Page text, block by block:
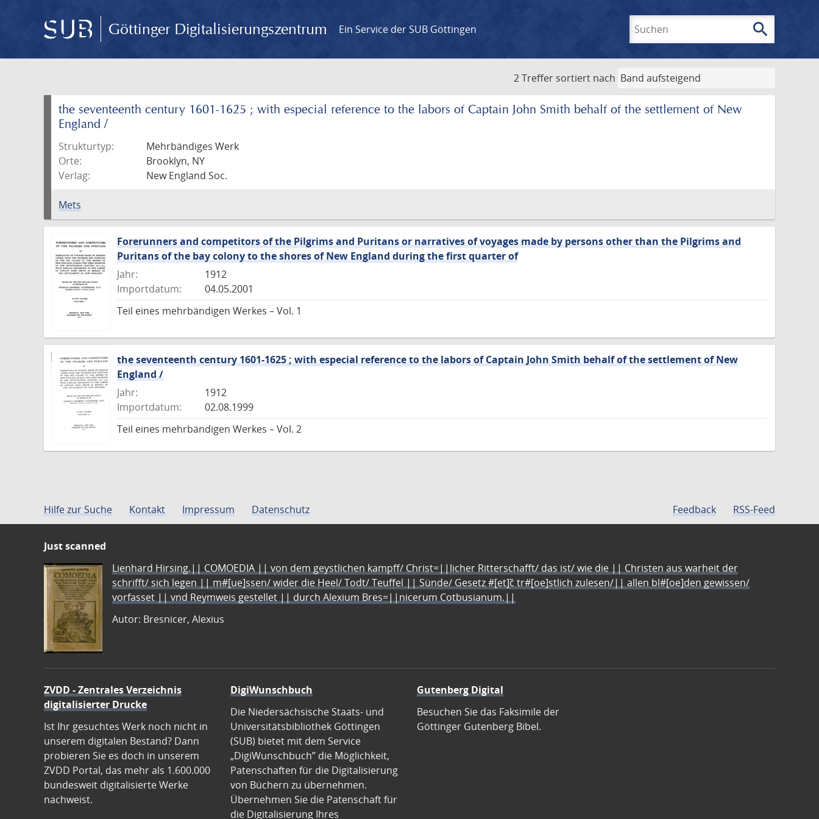
Göttinger Digitalisierungszentrum Ein Service der SUB Göttingen search
2 Treffer sortiert nach
the seventeenth century 1601-1625 ; with especial reference to the labors of Captain John Smith behalf of the settlement of New
England /
Strukturtyp:
Mehrbändiges Werk
Orte:
Brooklyn, NY
Verlag:
New England Soc.
Mets
Forerunners and competitors of the Pilgrims and Puritans or narratives of voyages made by persons other than the Pilgrims and
Puritans of the bay colony to the shores of New England during the first quarter of
Jahr:
1912
Importdatum:
04.05.2001
Teil eines mehrbändigen Werkes – Vol. 1
the seventeenth century 1601-1625 ; with especial reference to the labors of Captain John Smith behalf of the settlement of New
England /
Jahr:
1912
Importdatum:
02.08.1999
Teil eines mehrbändigen Werkes – Vol. 2
Hilfe zur Suche Kontakt Impressum Datenschutz Feedback RSS-Feed
Just scanned
Lienhard Hirsing.|| COMOEDIA || von dem geystlichen kampff/ Christ=||licher Ritterschafft/ das ist/ wie die || Christen aus warheit der
schrifft/ sich legen || m#[ue]ssen/ wider die Heel/ Todt/ Teuffel || Sünde/ Gesetz #[et]c̃ tr#[oe]stlich zulesen/|| allen bl#[oe]den gewissen/
vorfasset || vnd Reymweis gestellet || durch Alexium Bres=||nicerum Cotbusianum.||
Autor: Bresnicer, Alexius
ZVDD - Zentrales Verzeichnis
digitalisierter Drucke
Ist Ihr gesuchtes Werk noch nicht in
unserem digitalen Bestand? Dann
probieren Sie es doch in unserem
ZVDD Portal, das mehr als 1.600.000
bundesweit digitalisierte Werke
nachweist.
DigiWunschbuch
Die Niedersächsische Staats- und
Universitätsbibliothek Göttingen
(SUB) bietet mit dem Service
„DigiWunschbuch” die Möglichkeit,
Patenschaften für die Digitalisierung
von Büchern zu übernehmen.
Übernehmen Sie die Patenschaft für
die Digitalisierung Ihres
Gutenberg Digital
Besuchen Sie das Faksimile der
Göttinger Gutenberg Bibel.